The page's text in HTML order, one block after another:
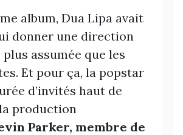
album, Dua Lipa avait
donner une direction
assumée que les
Et pour ça, la popstar
d’invités haut de
production
Parker, membre de